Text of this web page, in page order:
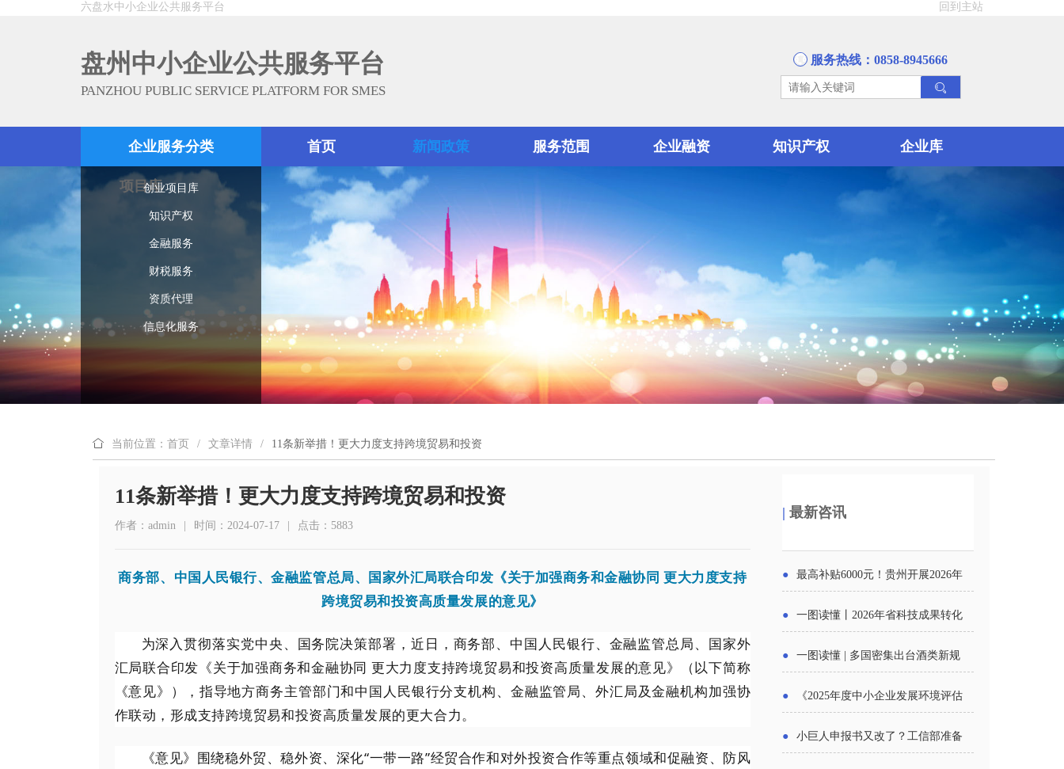
回到主站
六盘水中小企业公共服务平台
盘州中小企业公共服务平台
PANZHOU PUBLIC SERVICE PLATFORM FOR SMES
服务热线：0858-8945666
企业服务分类
创业项目库
知识产权
金融服务
财税服务
资质代理
信息化服务
首页 新闻政策 服务范围 企业融资 知识产权 企业库
项目库
当前位置：首页 / 文章详情 / 11条新举措！更大力度支持跨境贸易和投资
11条新举措！更大力度支持跨境贸易和投资
作者：admin | 时间：2024-07-17 | 点击：5883
商务部、中国人民银行、金融监管总局、国家外汇局联合印发《关于加强商务和金融协同 更大力度支持
跨境贸易和投资高质量发展的意见》
为深入贯彻落实党中央、国务院决策部署，近日，商务部、中国人民银行、金融监管总局、国家外
汇局联合印发《关于加强商务和金融协同 更大力度支持跨境贸易和投资高质量发展的意见》（以下简称
《意见》），指导地方商务主管部门和中国人民银行分支机构、金融监管局、外汇局及金融机构加强协
作联动，形成支持跨境贸易和投资高质量发展的更大合力。
《意见》围绕稳外贸、稳外资、深化“一带一路”经贸合作和对外投资合作等重点领域和促融资、防风
|最新咨讯
● 最高补贴6000元！贵州开展2026年
● 一图读懂丨2026年省科技成果转化
● 一图读懂 | 多国密集出台酒类新规
● 《2025年度中小企业发展环境评估
● 小巨人申报书又改了？工信部准备